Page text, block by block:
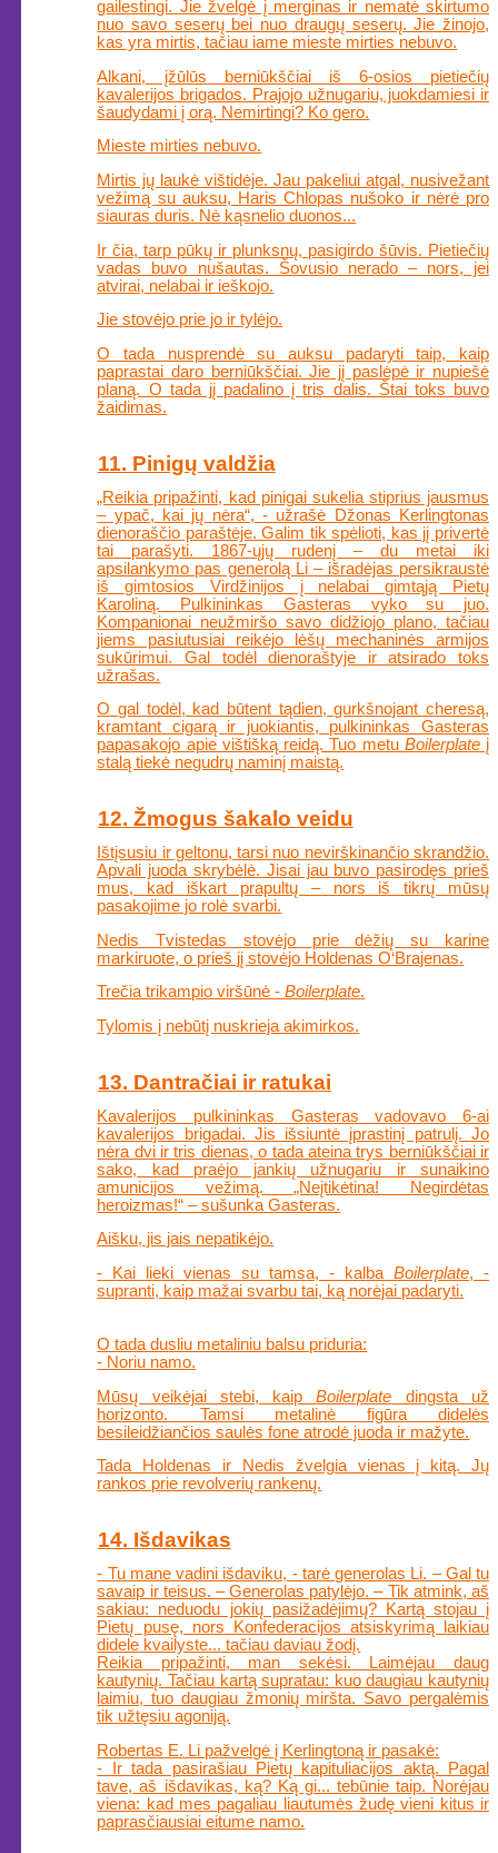
gailestingi. Jie žvelgė į merginas ir nematė skirtumo
nuo savo seserų bei nuo draugų seserų. Jie žinojo,
kas yra mirtis, tačiau iame mieste mirties nebuvo.
Alkani, įžūlūs berniūkščiai iš 6-osios pietiečių
kavalerijos brigados. Prajojo užnugariu, juokdamiesi ir
šaudydami į orą. Nemirtingi? Ko gero.
Mieste mirties nebuvo.
Mirtis jų laukė vištidėje. Jau pakeliui atgal, nusivežant
vežimą su auksu, Haris Chlopas nušoko ir nėrė pro
siauras duris. Nė kąsnelio duonos...
Ir čia, tarp pūkų ir plunksnų, pasigirdo šūvis. Pietiečių
vadas buvo nušautas. Šovusio nerado – nors, jei
atvirai, nelabai ir ieškojo.
Jie stovėjo prie jo ir tylėjo.
O tada nusprendė su auksu padaryti taip, kaip
paprastai daro berniūkščiai. Jie jį paslėpė ir nupiešė
planą. O tada jį padalino į tris dalis. Štai toks buvo
žaidimas.
11. Pinigų valdžia
„Reikia pripažinti, kad pinigai sukelia stiprius jausmus
– ypač, kai jų nėra“, - užrašė Džonas Kerlingtonas
dienoraščio paraštėje. Galim tik spėlioti, kas jį privertė
tai parašyti. 1867-ųjų rudenį – du metai iki
apsilankymo pas generolą Li – išradėjas persikraustė
iš gimtosios Virdžinijos į nelabai gimtąją Pietų
Karoliną. Pulkininkas Gasteras vyko su juo.
Kompanionai neužmiršo savo didžiojo plano, tačiau
jiems pasiutusiai reikėjo lėšų mechaninės armijos
sukūrimui. Gal todėl dienoraštyje ir atsirado toks
užrašas.
O gal todėl, kad būtent tądien, gurkšnojant cheresą,
kramtant cigarą ir juokiantis, pulkininkas Gasteras
papasakojo apie vištišką reidą. Tuo metu Boilerplateį
stalą tiekė negudrų naminį maistą.
12. Žmogus šakalo veidu
Ištįsusiu ir geltonu, tarsi nuo nevirškinančio skrandžio.
Apvali juoda skrybėlė. Jisai jau buvo pasirodęs prieš
mus, kad iškart prapultų – nors iš tikrų mūsų
pasakojime jo rolė svarbi.
Nedis Tvistedas stovėjo prie dėžių su karine
markiruote, o prieš jį stovėjo Holdenas O‘Brajenas.
Trečia trikampio viršūnė -Boilerplate.
Tylomis į nebūtį nuskrieja akimirkos.
13. Dantračiai ir ratukai
Kavalerijos pulkininkas Gasteras vadovavo 6-ai
kavalerijos brigadai. Jis išsiuntė įprastinį patrulį. Jo
nėra dvi ir tris dienas, o tada ateina trys berniūkščiai ir
sako, kad praėjo jankių užnugariu ir sunaikino
amunicijos vežimą. „Neįtikėtina! Negirdėtas
heroizmas!“ – sušunka Gasteras.
Aišku, jis jais nepatikėjo.
- Kai lieki vienas su tamsa, - kalbaBoilerplate, -
supranti, kaip mažai svarbu tai, ką norėjai padaryti.
O tada dusliu metaliniu balsu priduria:
- Noriu namo.
Mūsų veikėjai stebi, kaipBoilerplate dingsta už
horizonto. Tamsi metalinė figūra didelės
besileidžiančios saulės fone atrodė juoda ir mažyte.
Tada Holdenas ir Nedis žvelgia vienas į kitą. Jų
rankos prie revolverių rankenų.
14. Išdavikas
- Tu mane vadini išdaviku, - tarė generolas Li. – Gal tu
savaip ir teisus. – Generolas patylėjo. – Tik atmink, aš
sakiau: neduodu jokių pasižadėjimų? Kartą stojau į
Pietų pusę, nors Konfederacijos atsiskyrimą laikiau
didele kvailyste... tačiau daviau žodį.
Reikia pripažinti, man sekėsi. Laimėjau daug
kautynių. Tačiau kartą supratau: kuo daugiau kautynių
laimiu, tuo daugiau žmonių miršta. Savo pergalėmis
tik užtęsiu agoniją.
Robertas E. Li pažvelgė į Kerlingtoną ir pasakė:
- Ir tada pasirašiau Pietų kapituliacijos aktą. Pagal
tave, aš išdavikas, ką? Ką gi... tebūnie taip. Norėjau
viena: kad mes pagaliau liautumės žudę vieni kitus ir
paprasčiausiai eitume namo.